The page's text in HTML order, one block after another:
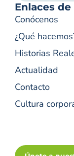
Enlaces
Conócenos
¿Qué
Historias
Actualidad
Contacto
Cultura